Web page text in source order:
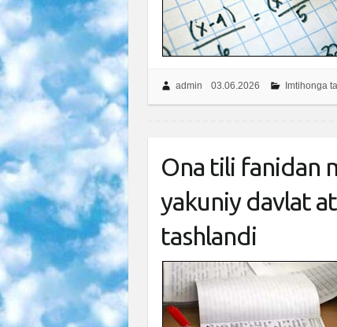
admin 03.06.2026 Imtihonga
Ona tili fanidan
yakuniy davlat
tashlandi